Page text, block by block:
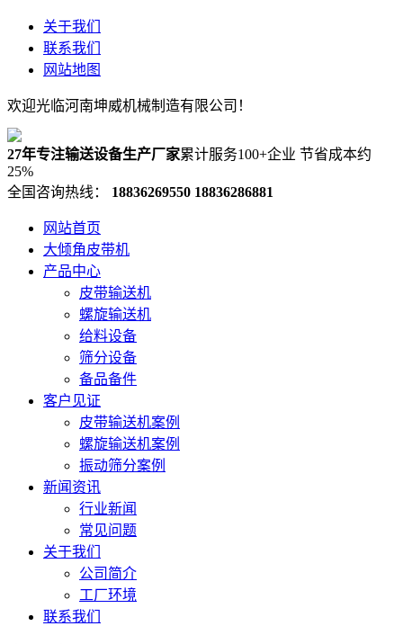
关于我们
联系我们
网站地图
欢迎光临河南坤威机械制造有限公司！
27年专注输送设备生产厂家累计服务100+企业 节省成本约
25%
全国咨询热线：
18836269550 18836286881
网站首页
大倾角皮带机
产品中心
皮带输送机
螺旋输送机
给料设备
筛分设备
备品备件
客户见证
皮带输送机案例
螺旋输送机案例
振动筛分案例
新闻资讯
行业新闻
常见问题
关于我们
公司简介
工厂环境
联系我们